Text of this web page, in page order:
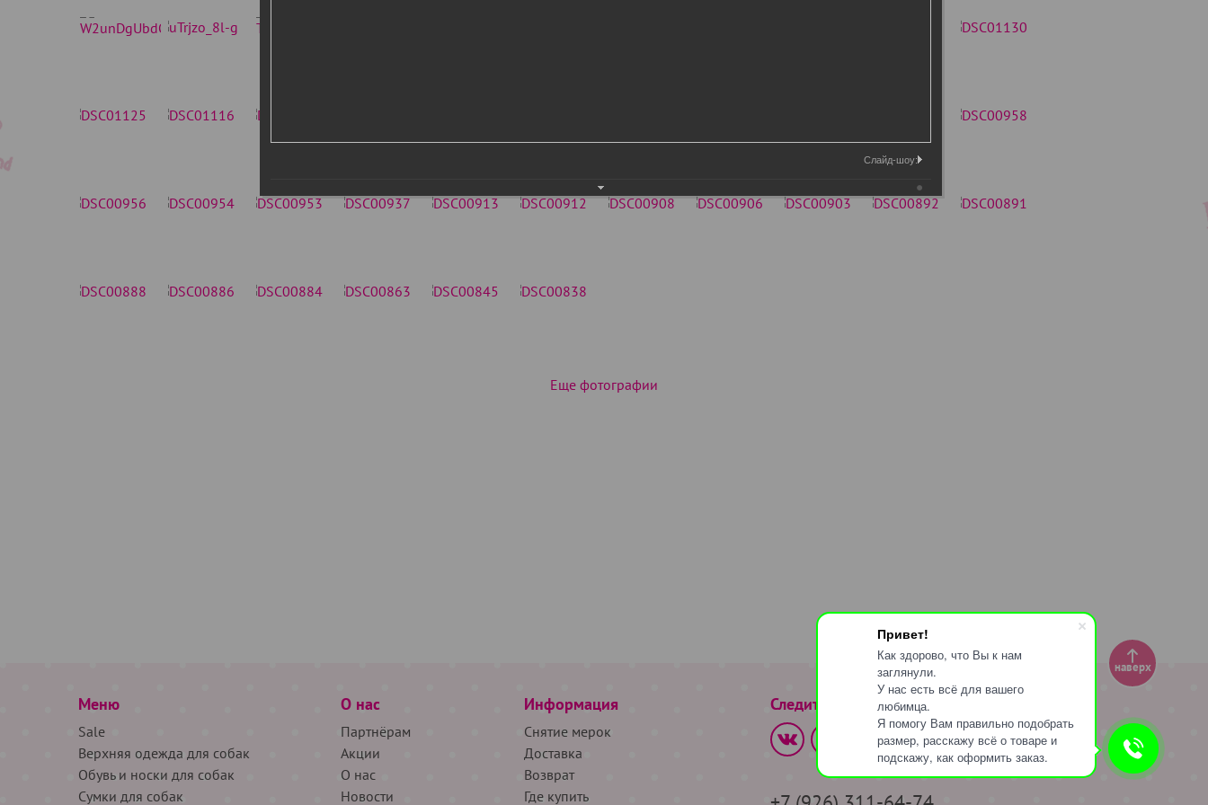
Привет!
Как здорово, что Вы к нам
заглянули.
У нас есть всё для вашего
любимца.
Я помогу Вам правильно подобрать
размер, расскажу всё о товаре и
подскажу, как оформить заказ.
Еще фотографии
Меню
Sale
Верхняя одежда для собак
Обувь и носки для собак
Сумки для собак
О нас
Партнёрам
Акции
О нас
Новости
Информация
Снятие мерок
Доставка
Возврат
Где купить
Следите за нами
наверх
Слайд-шоу: